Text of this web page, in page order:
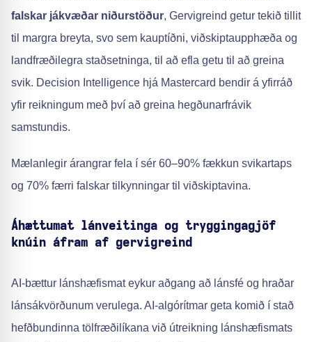
falskar jákvæðar niðurstöður, Gervigreind getur tekið tillit
til margra breyta, svo sem kauptíðni, viðskiptaupphæða og
landfræðilegra staðsetninga, til að efla getu til að greina
svik. Decision Intelligence hjá Mastercard bendir á yfirráð
yfir reikningum með því að greina hegðunarfrávik
samstundis.
Mælanlegir árangrar fela í sér 60–90% fækkun svikartaps
og 70% færri falskar tilkynningar til viðskiptavina.
Áhættumat lánveitinga og tryggingagjöf
knúin áfram af gervigreind
AI-bættur lánshæfismat eykur aðgang að lánsfé og hraðar
lánsákvörðunum verulega. AI-algórítmar geta komið í stað
hefðbundinna tölfræðilíkana við útreikning lánshæfismats